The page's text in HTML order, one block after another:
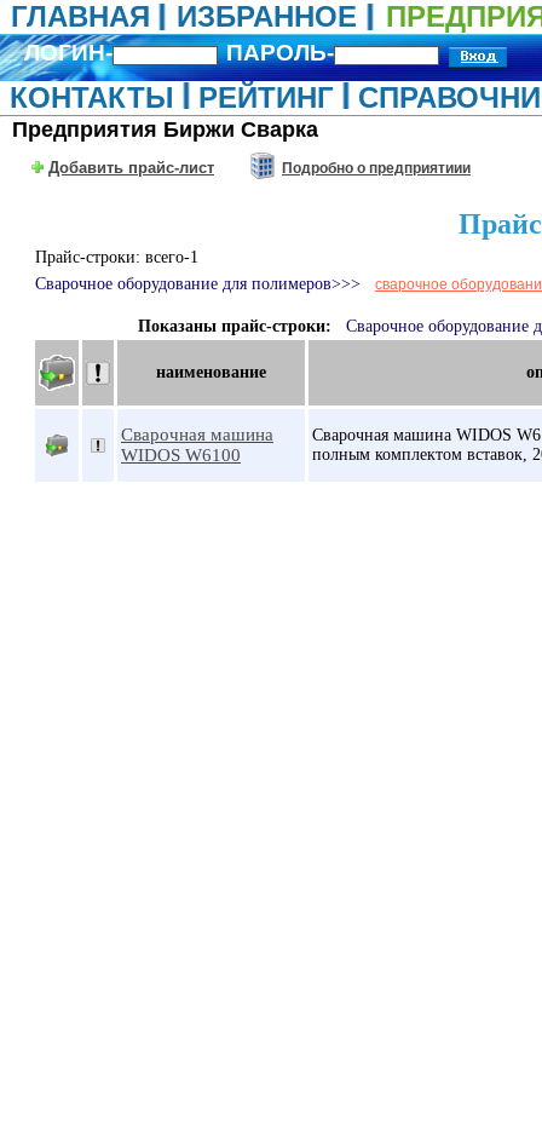
ГЛАВНАЯ ИЗБРАННОЕ
ЛОГИН- ПАРОЛЬ-
КОНТАКТЫ РЕЙТИНГ
Предприятия Биржи Сварка
Добавить прайс-лист Подробно о предприятиии
Прайс-строки: всего-1
Сварочное оборудование для полимеров>>>
сварочное
Показаны прайс-строки: Сварочное оборудование
наименование
Сварочная машина
WIDOS W6100
Сварочная машина WIDOS
полным комплектом вставок,